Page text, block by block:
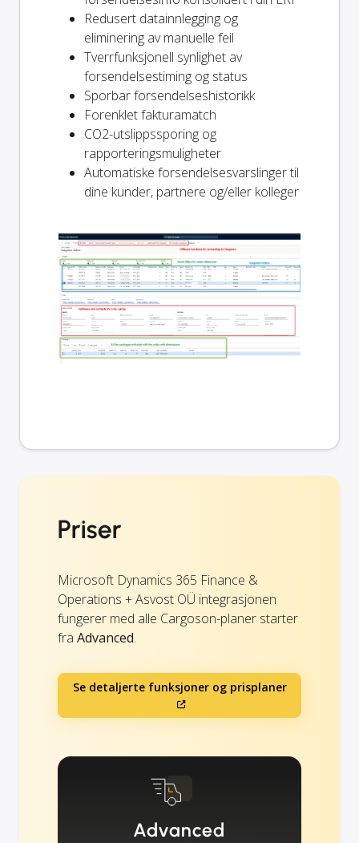
Redusert datainnlegging og
eliminering av manuelle feil
Tverrfunksjonell synlighet av
forsendelsestiming og status
Sporbar forsendelseshistorikk
Forenklet fakturamatch
CO2-utslippssporing og
rapporteringsmuligheter
Automatiske forsendelsesvarslinger til
dine kunder, partnere og/eller kolleger
Priser
Microsoft Dynamics 365 Finance &
Operations + Asvost OÜ integrasjonen
fungerer med alle Cargoson-planer starter
fra Advanced.
Se detaljerte funksjoner og prisplaner
Advanced